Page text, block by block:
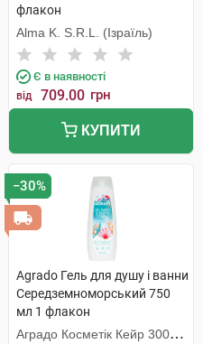
флакон
Alma K. S.R.L. (Ізраїль)
Є в наявності
від 709.00 грн
КУПИТИ
−30%
Agrado Гель для душу і ванни
Середземноморський 750
мл 1 флакон
Аградо Косметік Кейр 3000